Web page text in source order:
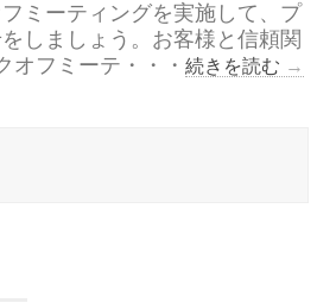
ミーティングを実施して、プ
しましょう。お客様と信頼関
オフミーテ・・・ 続きを読む →